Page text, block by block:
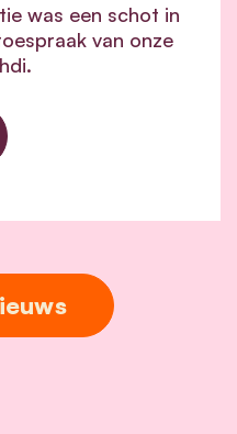
was een schot in
van onze